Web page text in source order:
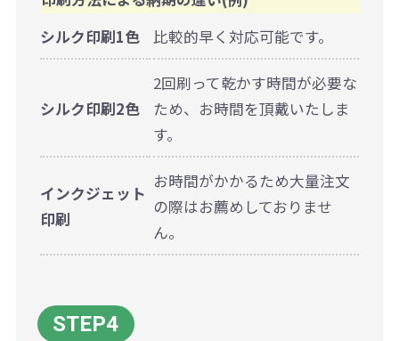
シルク印刷1色
比較的早く対応可能です。
シルク印刷2色
2回刷って乾かす時間が必要な
ため、お時間を頂戴いたしま
す。
インクジェット
印刷
お時間がかかるため大量注文
の際はお薦めしておりませ
ん。